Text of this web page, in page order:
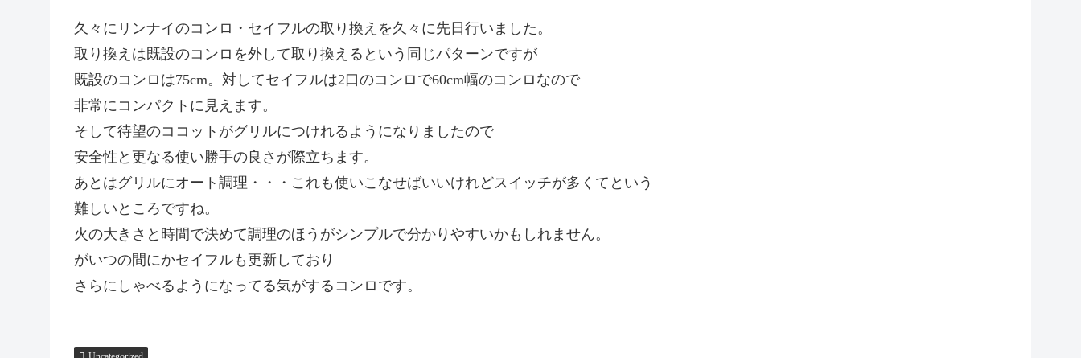
久々にリンナイのコンロ・セイフルの取り換えを久々に先日行いました。
取り換えは既設のコンロを外して取り換えるという同じパターンですが
既設のコンロは75cm。対してセイフルは2口のコンロで60cm幅のコンロなので
非常にコンパクトに見えます。
そして待望のココットがグリルにつけれるようになりましたので
安全性と更なる使い勝手の良さが際立ちます。
あとはグリルにオート調理・・・これも使いこなせばいいけれどスイッチが多くてという
難しいところですね。
火の大きさと時間で決めて調理のほうがシンプルで分かりやすいかもしれません。
がいつの間にかセイフルも更新しており
さらにしゃべるようになってる気がするコンロです。